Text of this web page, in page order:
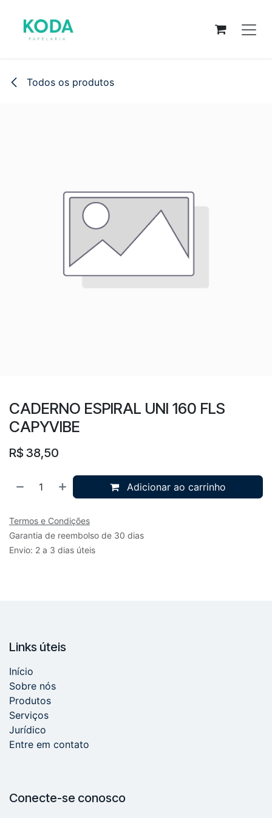
Todos os produtos
CADERNO ESPIRAL UNI 160 FLS
CAPYVIBE
R$ 38,50
Adicionar ao carrinho
Termos e Condições
Garantia de reembolso de 30 dias
Envio: 2 a 3 dias úteis
Links úteis
Início
Sobre nós
Produtos
Serviços
Jurídico
Entre em contato
Conecte-se conosco